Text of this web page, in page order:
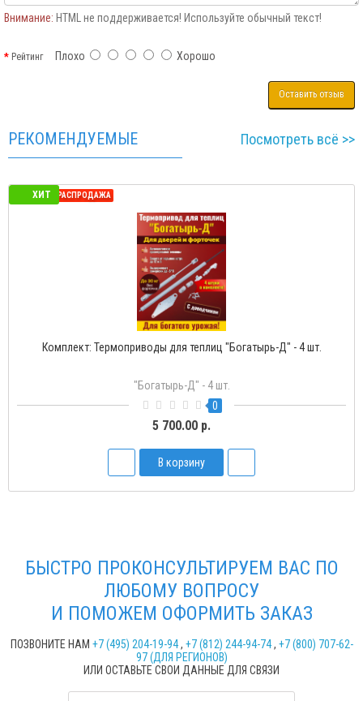
Внимание: HTML не поддерживается! Используйте обычный текст!
РейтингПлохо Хорошо
Оставить отзыв
РЕКОМЕНДУЕМЫЕ Посмотреть всё >>
для теплиц "Богатырь-2" с двумя пружинами
Богатырь-2
БЫСТРО ПРОКОНСУЛЬТИРУЕМ ВАС ПО
ЛЮБОМУ ВОПРОСУ
И ПОМОЖЕМ ОФОРМИТЬ ЗАКАЗ
ПОЗВОНИТЕ НАМ +7 (495) 204-19-94, +7 (812) 244-94-74, +7 (800) 707-62-
97 (ДЛЯ РЕГИОНОВ)
ИЛИ ОСТАВЬТЕ СВОИ ДАННЫЕ ДЛЯ СВЯЗИ